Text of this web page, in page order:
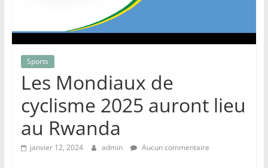
Sports
Les Mondiaux de
cyclisme 2025 auront lieu
au Rwanda
janvier 12, 2024 admin Aucun commentaire